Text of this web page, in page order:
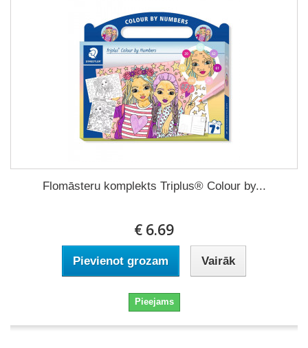
Flomāsteru komplekts Triplus® Colour by...
€ 6.69
Pievienot grozam Vairāk
Pieejams